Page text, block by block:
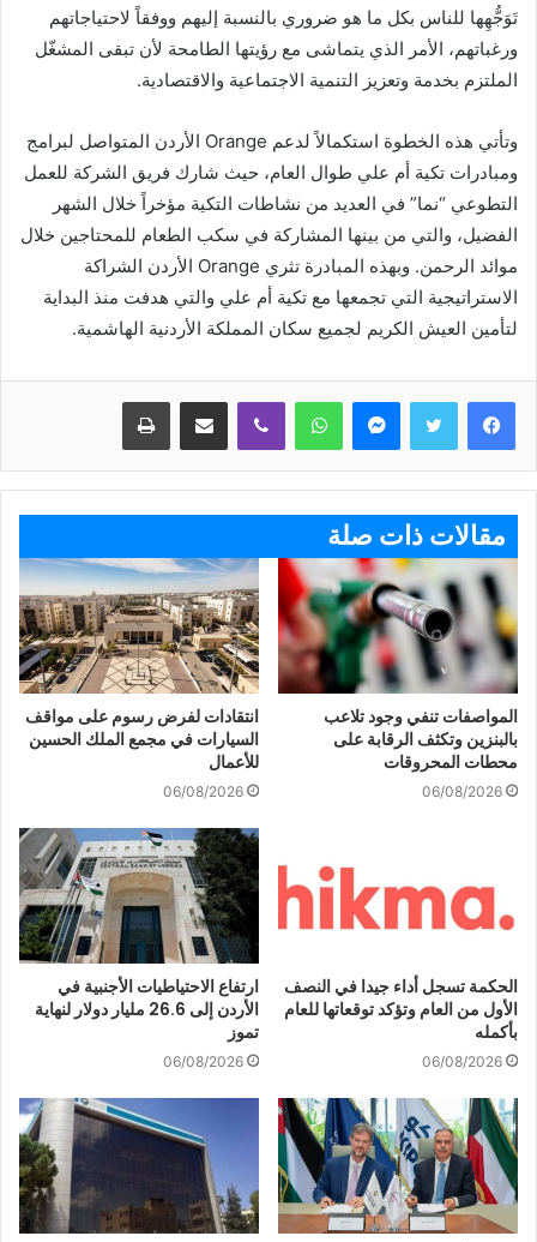
تَوَجُّهِها للناس بكل ما هو ضروري بالنسبة إليهم ووفقاً لاحتياجاتهم
ورغباتهم، الأمر الذي يتماشى مع رؤيتها الطامحة لأن تبقى المشغّل
الملتزم بخدمة وتعزيز التنمية الاجتماعية والاقتصادية.
وتأتي هذه الخطوة استكمالاً لدعم Orange الأردن المتواصل لبرامج
ومبادرات تكية أم علي طوال العام، حيث شارك فريق الشركة للعمل
التطوعي “نما” في العديد من نشاطات التكية مؤخراً خلال الشهر
الفضيل، والتي من بينها المشاركة في سكب الطعام للمحتاجين خلال
موائد الرحمن. وبهذه المبادرة تثري Orange الأردن الشراكة
الاستراتيجية التي تجمعها مع تكية أم علي والتي هدفت منذ البداية
لتأمين العيش الكريم لجميع سكان المملكة الأردنية الهاشمية.
ماسنجر واتساب ڤايبر مشاركة عبر البريد طباعة
مقالات ذات صلة
المواصفات تنفي وجود تلاعب
بالبنزين وتكثف الرقابة على
محطات المحروقات
06/08/2026
انتقادات لفرض رسوم على مواقف
السيارات في مجمع الملك الحسين
للأعمال
06/08/2026
الحكمة تسجل أداء جيدا في النصف
الأول من العام وتؤكد توقعاتها للعام
بأكمله
06/08/2026
ارتفاع الاحتياطيات الأجنبية في
الأردن إلى 26.6 مليار دولار لنهاية
تموز
06/08/2026